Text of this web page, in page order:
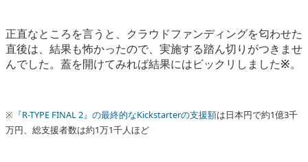
正直なところを言うと、クラウドファンディングを匂わせた
直後は、結果も怖かったので、実施する踏ん切りがつきませ
んでした。蓋を開けてみれば結果にはビックリしました※。
※ 『R-TYPE FINAL 2』の最終的なKickstarterの支援額は日本円で約1億3千
万円、総支援者数は約1万1千人ほど